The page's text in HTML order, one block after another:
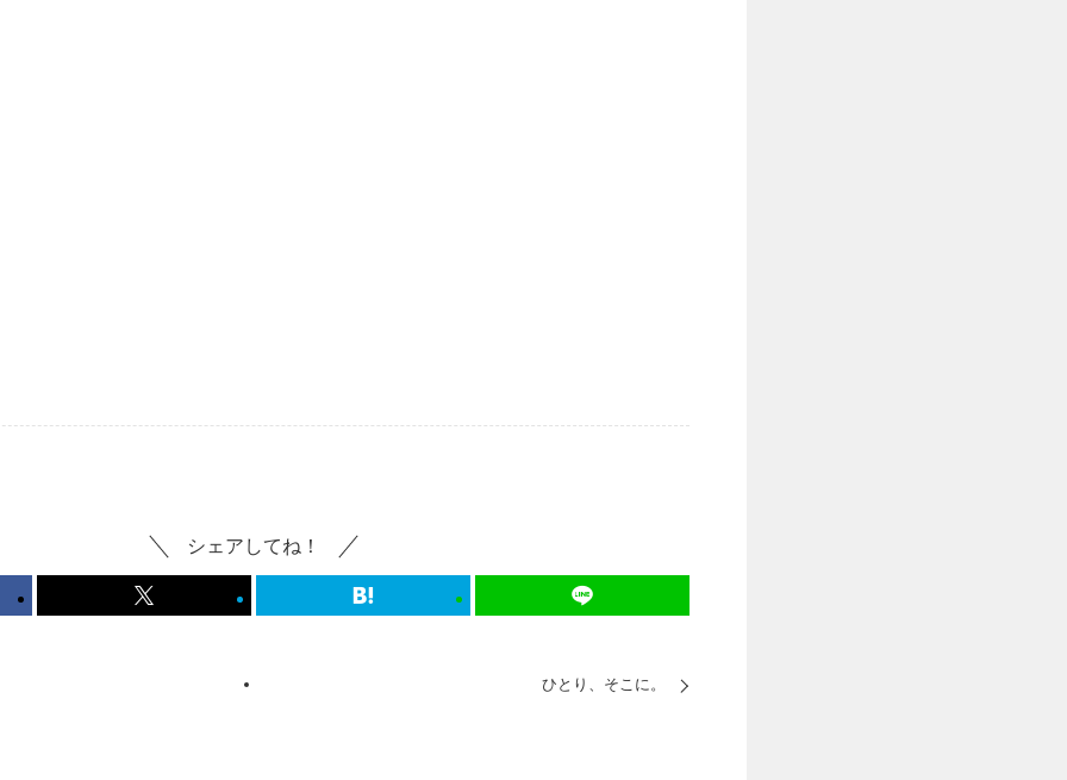
シェアしてね！
ひとり、そこに。